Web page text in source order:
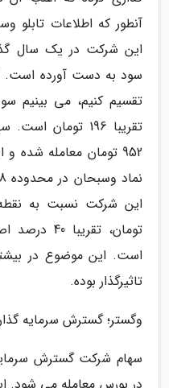
آنطور که اطلاعات
سود به دست آورده است.
تقسیم کنیم، می بینیم
تقریبا 196
تومان،
است. این موضوع در
تاثیرگذار بوده.
وگستر؛ گسترش سرمایه
سهام شرکت گسترش سرمایه